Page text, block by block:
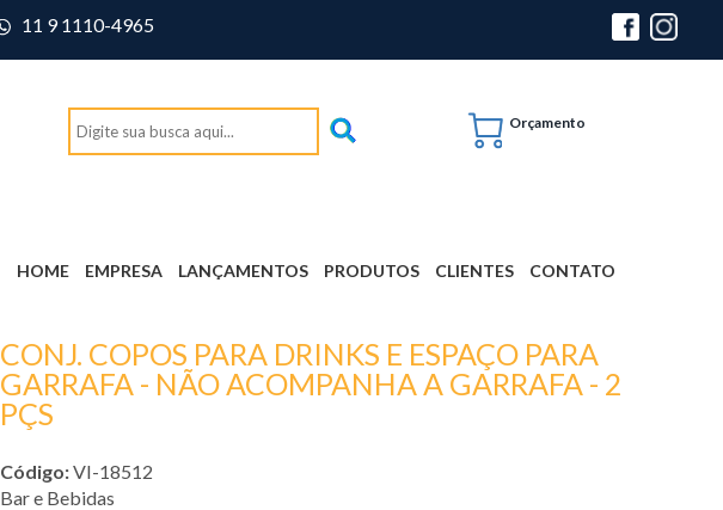
11 9 1110-4965
Orçamento
HOME EMPRESA LANÇAMENTOS PRODUTOS CLIENTES CONTATO
CONJ. COPOS PARA DRINKS E ESPAÇO PARA
GARRAFA - NÃO ACOMPANHA A GARRAFA - 2
PÇS
Código:VI-18512
Bar e Bebidas